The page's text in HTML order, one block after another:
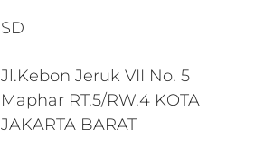
SD
Jl.Kebon Jeruk VII No. 5
Maphar RT.5/RW.4 KOTA
JAKARTA BARAT